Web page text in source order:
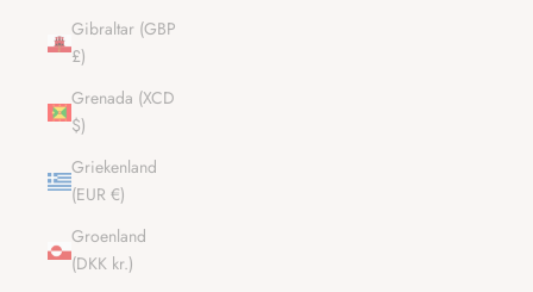
Gibraltar (GBP
£)
Grenada (XCD
$)
Griekenland
(EUR €)
Groenland
(DKK kr.)